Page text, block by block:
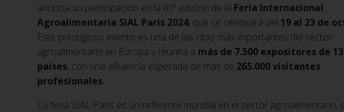
anuncia su participación en la 60ª edición de la Feria Internacional
Agroalimentaria SIAL París 2024, que se celebrará del 19 al 23 de
Este prestigioso evento es una de las citas más importantes del sector
agroalimentario en Europa y reunirá a más de 7.500 expositores de
países, con una afluencia esperada de más de 265.000 visitantes
profesionales.
La feria SIAL París es un referente mundial en el sector agroalimentario,